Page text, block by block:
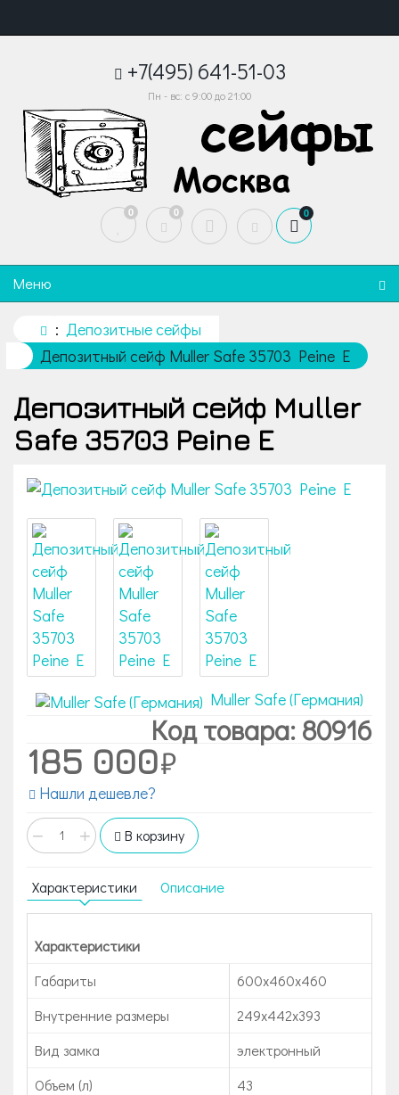
+7(495) 641-51-03
Пн - вс: с 9:00 до 21:00
0 0 0
Меню
Депозитные сейфы
Депозитный сейф Muller Safe 35703 Peine E
Депозитный сейф Muller
Safe 35703 Peine E
Muller Safe (Германия)
Код товара: 80916
185 000
Нашли дешевле?
− + В корзину
Характеристики Описание
Характеристики
Габариты
600x460x460
Внутренние размеры
249х442х393
Вид замка
электронный
Объем (л)
43